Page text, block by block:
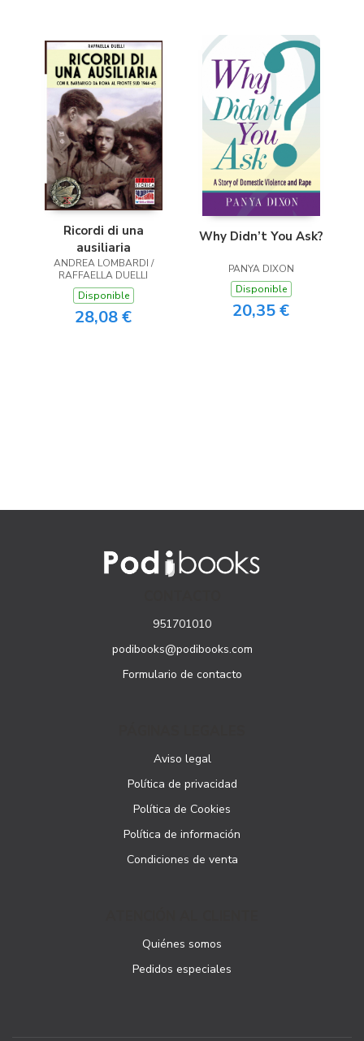
Ricordi di una
ausiliaria
ANDREA LOMBARDI /
RAFFAELLA DUELLI
Disponible
28,08 €
Why Didn’t You Ask?
PANYA DIXON
Disponible
20,35 €
951701010
podibooks@podibooks.com
Formulario de contacto
Aviso legal
Política de privacidad
Política de Cookies
Política de información
Condiciones de venta
Quiénes somos
Pedidos especiales